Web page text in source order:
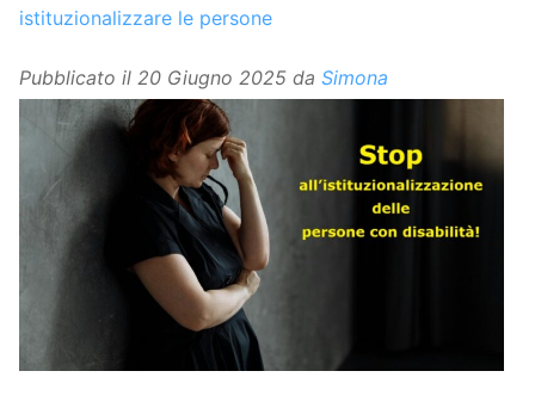
istituzionalizzare le persone
Pubblicato il 20 Giugno 2025 da Simona